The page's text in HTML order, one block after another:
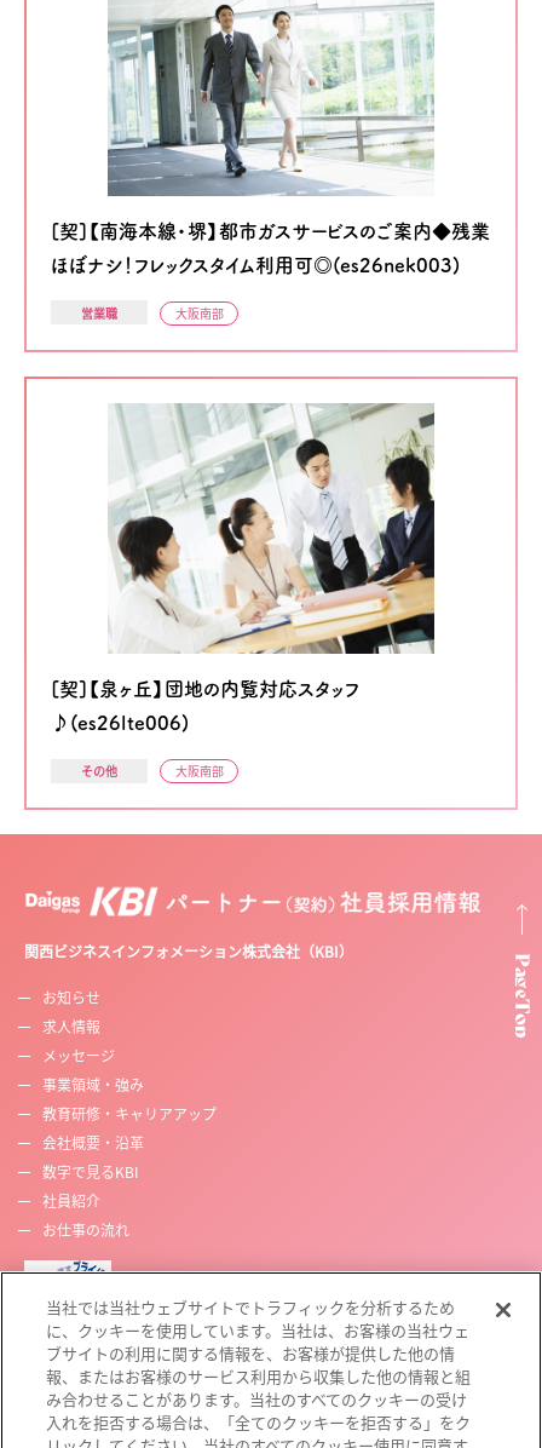
[契]【南海本線・堺】都市ガスサービスのご案内◆残業
ほぼナシ！フレックスタイム利用可◎(es26nek003)
営業職 大阪南部
[契]【泉ヶ丘】団地の内覧対応スタッフ
♪(es26lte006)
その他 大阪南部
関西ビジネスインフォメーション株式会社（KBI）
お知らせ
求人情報
メッセージ
事業領域・強み
教育研修・キャリアアップ
会社概要・沿革
数字で見るKBI
社員紹介
お仕事の流れ
プライバシーポリシー
当社では当社ウェブサイトでトラフィックを分析するため
に、クッキーを使用しています。当社は、お客様の当社ウェ
ブサイトの利用に関する情報を、お客様が提供した他の情
報、またはお客様のサービス利用から収集した他の情報と組
み合わせることがあります。当社のすべてのクッキーの受け
入れを拒否する場合は、「全てのクッキーを拒否する」をク